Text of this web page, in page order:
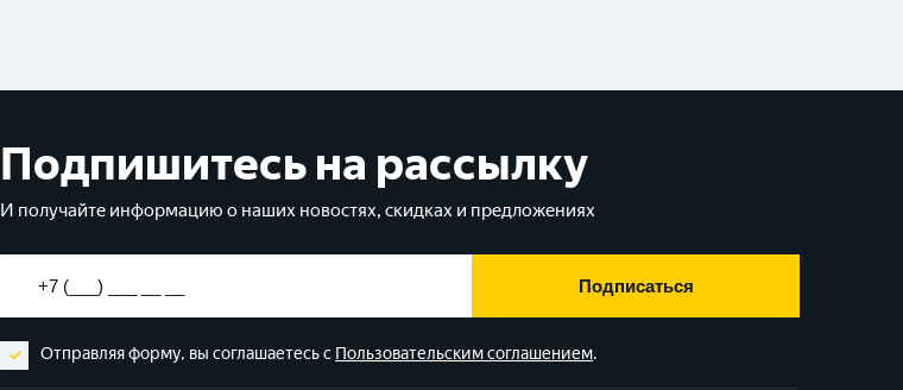
Подпишитесь на рассылку
И получайте информацию о наших новостях, скидках и предложениях
Подписаться
Отправляя форму, вы соглашаетесь с Пользовательским соглашением.